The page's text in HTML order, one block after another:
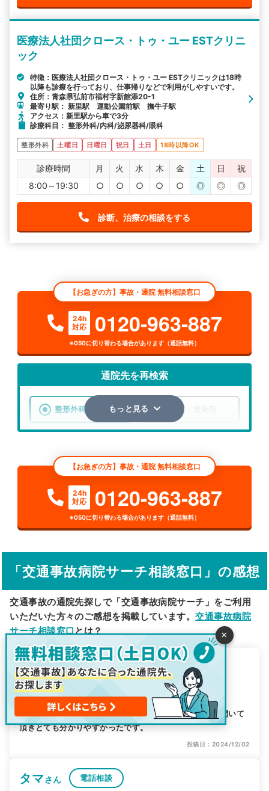
医療法人社団クロース・トゥ・ユー ESTクリニ
ック
特徴：医療法人社団クロース・トゥ・ユー ESTクリニックは18時
以降も診療を行っており、仕事帰りなどで利用がしやすいです。
住所：青森県弘前市福村字新館添20-1
最寄り駅： 新里駅 運動公園前駅 撫牛子駅
アクセス：新里駅から車で3分
診療科目： 整形外科/内科/泌尿器科/眼科
整形外科 土曜日 日曜日 祝日 土日 18時以降OK
診療時間 月 火 水 木 金 土 日
祝
8:00～19:30
○ ○ ○ ○ ○ ◎ ◎ ◎
診断、治療の相談をする
【お急ぎの方】事故・通院 無料相談窓口
24h
対応
0120-963-887
※050に切り替わる場合があります（通話無料）
通院先を再検索
整形外科 整骨院・接骨院
検索する
詳細条件で絞り込む
その他の検索方法
駅から探す 院名から探す
もっと見る
【お急ぎの方】事故・通院 無料相談窓口
24h
対応
0120-963-887
※050に切り替わる場合があります（通話無料）
「交通事故病院サーチ相談窓口」の感想
交通事故の通院先探しで「交通事故病院サーチ」をご利用
いただいた方々のご感想を掲載しています。交通事故病院
サーチ相談窓口とは？
あきなさん 電話相談
相談相談窓口の評価 5.0
初めてのことで不安でしたが、対応も早く親切に話しを聞いて
頂きとても分かりやすかったです。
投稿日：2024/12/02
タマさん 電話相談
×